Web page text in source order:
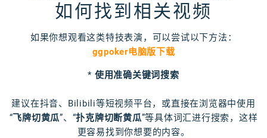
如何找到相关视频
如果你想观看这类特技表演，可以尝试以下方法：
ggpoker电脑版下载
* 使用准确关键词搜索
建议在抖音、Bilibili等短视频平台，或直接在浏览器中使用
“飞牌切黄瓜”、“扑克牌切断黄瓜”等具体词汇进行搜索，这样
更容易找到你想要的内容。